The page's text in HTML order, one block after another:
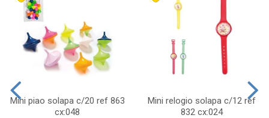
Mini piao solapa c/20 ref 863
cx:048
Mini relogio solapa c/12 ref
832 cx:024